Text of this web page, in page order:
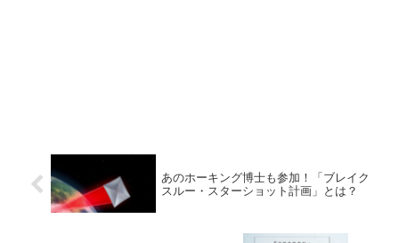
あのホーキング博士も参加！「ブレイク
スルー・スターショット計画」とは？